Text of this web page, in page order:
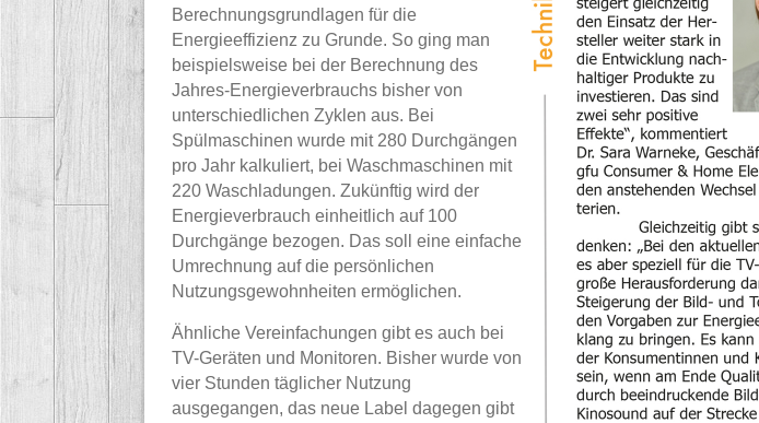
Berechnungsgrundlagen für die
Energieeffizienz zu Grunde. So ging man
beispielsweise bei der Berechnung des
Jahres-Energieverbrauchs bisher von
unterschiedlichen Zyklen aus. Bei
Spülmaschinen wurde mit 280 Durchgängen
pro Jahr kalkuliert, bei Waschmaschinen mit
220 Waschladungen. Zukünftig wird der
Energieverbrauch einheitlich auf 100
Durchgänge bezogen. Das soll eine einfache
Umrechnung auf die persönlichen
Nutzungsgewohnheiten ermöglichen.
Ähnliche Vereinfachungen gibt es auch bei
TV-Geräten und Monitoren. Bisher wurde von
vier Stunden täglicher Nutzung
ausgegangen, das neue Label dagegen gibt